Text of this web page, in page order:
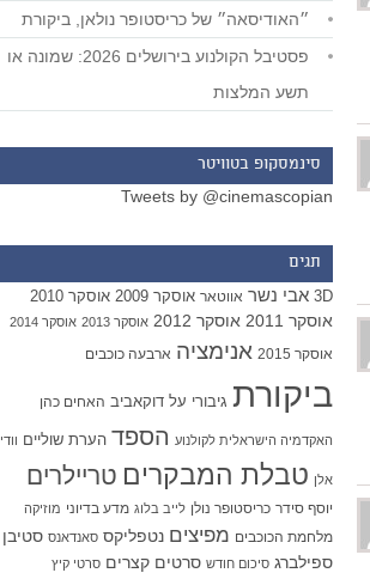
״האודיסאה״ של כריסטופר נולאן, ביקורת
פסטיבל הקולנוע בירושלים 2026: שמונה או
תשע המלצות
סינמסקופ בטוויטר
Tweets by @cinemascopian
תגים
3D אבי נשר אווטאר אוסקר 2009 אוסקר 2010
אוסקר 2011 אוסקר 2012 אוסקר 2013 אוסקר 2014
אוסקר 2015 אנימציה ארבעה כוכבים
ביקורת גיבורי על דוקאביב האחים כהן
האקדמיה הישראלית לקולנוע הספד הערת שוליים וודי
אלן טבלת המבקרים טריילרים
יוסף סידר כריסטופר נולן לייב בלוג מדע בדיוני מוזיקה
מלחמת הכוכבים מפיצים נטפליקס סאנדאנס סטיבן
ספילברג סיכום חודש סרטים קצרים סרטי קיץ